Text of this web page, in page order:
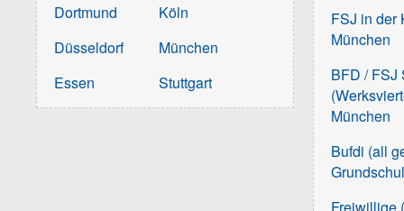
Dortmund
Düsseldorf
Essen
Köln
München
Stuttgart
FSJ in der
München
BFD / FSJ
München
Bufdi (all
Freiwillige